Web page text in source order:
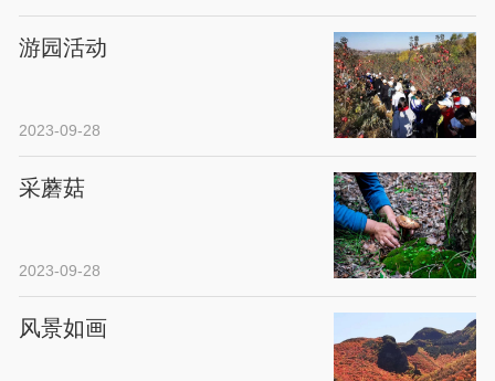
游园活动
2023-09-28
采蘑菇
2023-09-28
风景如画